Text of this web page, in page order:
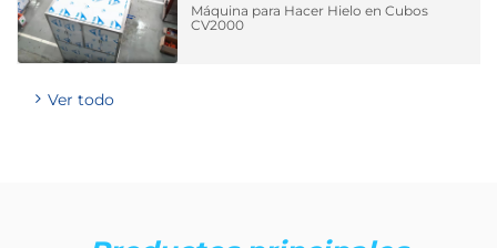
Máquina para Hacer Hielo en Cubos
CV2000
Ver todo